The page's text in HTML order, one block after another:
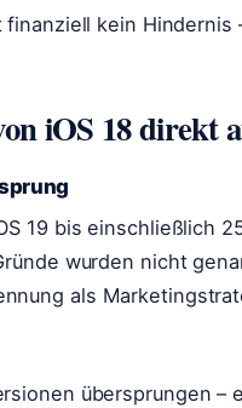
finanziell kein
iOS 18 direkt
19 bis einschließlich
wurden nicht
als
übersprungen –